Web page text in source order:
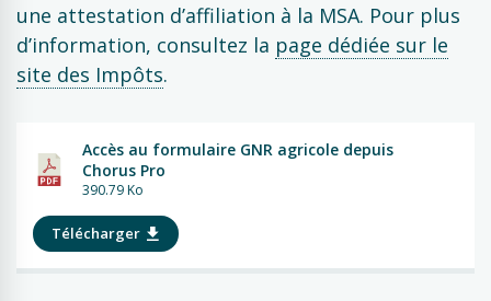
une attestation d’affiliation à la MSA. Pour plus
d’information, consultez la page dédiée sur le
site des Impôts.
Accès au formulaire GNR agricole depuis
Chorus Pro
390.79 Ko
Télécharger